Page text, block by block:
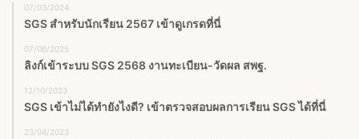
07/03/2024
SGS สําหรับนักเรียน 2567 เข้าดูเกรดที่นี่
07/06/2025
ลิงก์เข้าระบบ SGS 2568 งานทะเบียน-วัดผล สพฐ.
12/10/2023
SGS เข้าไม่ได้ทำยังไงดี? เข้าตรวจสอบผลการเรียน SGS ได้ที่นี่
23/04/2023